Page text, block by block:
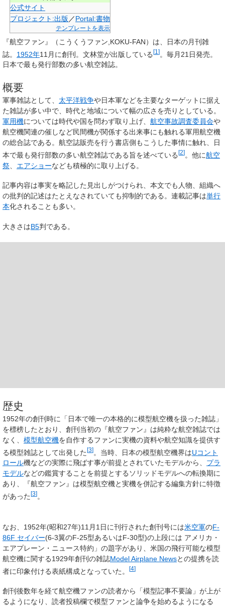
公式サイト
プロジェクト:出版 ／Portal:書物
テンプレートを表示
『航空ファン 』（こうくうファン,KOKU-FAN）は、日本の月刊雑
誌。 1952年11月に創刊。文林堂が出版している[1 ]。毎月21日発売。
日本で最も発行部数の多い航空雑誌。
概要
軍事雑誌として、 太平洋戦争や日本軍などを主要なターゲットに据え
た雑誌が多い中で、時代と地域について幅の広さを売りとしている。
軍用機については時代や国を問わず取り上げ、 航空事故調査委員会や
航空機関連の催しなど民間機が関係する出来事にも触れる軍用航空機
の総合誌である。航空誌販売を行う書店側もこうした事情に触れ、日
本で最も発行部数の多い航空雑誌である旨を述べている[2]。他に航空
祭
エアショーなども積極的に取り上げる。
記事内容は事実を略記した見出しがつけられ、本文でも人物、組織へ
の批判的記述はたとえなされていても抑制的である。連載記事は単行
本化されることも多い。
大きさはB5判である。
歴史
1952年の創刊時に「日本で唯一の本格的に模型航空機を扱った雑誌」
を標榜したとおり、創刊当初の『航空ファン』は純粋な航空雑誌では
なく、 模型航空機を自作するファンに実機の資料や航空知識を提供す
る模型雑誌として出発した[3]。当時、日本の模型航空機界はUコント
ロール機などの実際に飛ばす事が前提とされていたモデルから、 プラ
モデルなどの鑑賞することを前提とするソリッドモデルへの転換期に
あり、『航空ファン』は模型航空機と実機を併記する編集方針に特徴
があった [3] 。
なお、1952年(昭和27年)11月1日に刊行された創刊号には米空軍のF-
86F セイバー(6-3翼のF-25型あるいはF-30型)の上段には アメリカ・
エアプレーン・ニュース特約」の題字があり、米国の飛行可能な模型
航空機に関する1929年創刊の雑誌Model Airplane Newsとの提携を読
者に印象付ける表紙構成となっていた。
[4]
創刊後数年を経て航空機ファンの読者から「模型記事不要論」が上が
るようになり、読者投稿欄で模型ファンと論争を始めるようになる